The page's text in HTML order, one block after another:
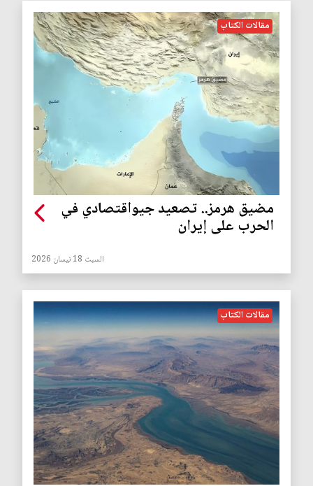
مقالات الكتاب
مضيق هرمز.. تصعيد جيواقتصادي في
الحرب على إيران
السبت 18 نيسان 2026
مقالات الكتاب